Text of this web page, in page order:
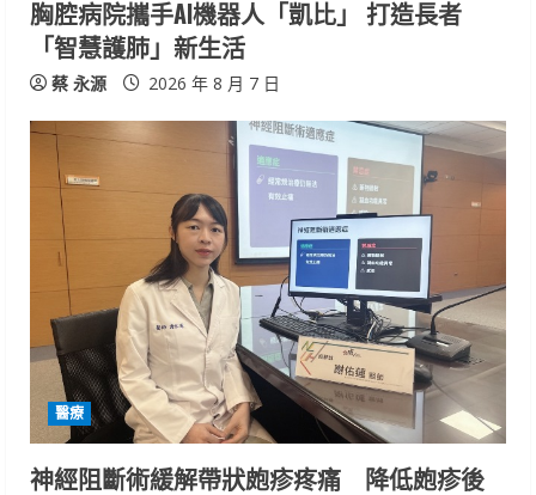
胸腔病院攜手AI機器人「凱比」 打造長者
「智慧護肺」新生活
蔡 永源 2026 年 8 月 7 日
醫療
神經阻斷術緩解帶狀皰疹疼痛 降低皰疹後